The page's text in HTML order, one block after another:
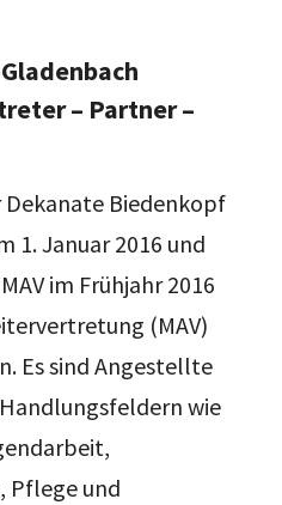
– Partner –
Dekanate Biedenkopf
1. Januar 2016 und
im Frühjahr 2016
(MAV)
Es sind Angestellte
wie
Pflege und